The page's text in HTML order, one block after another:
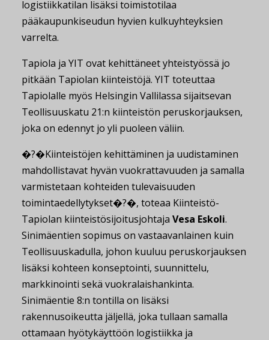
logistiikkatilan lisäksi toimistotilaa
pääkaupunkiseudun hyvien kulkuyhteyksien
varrelta.
Tapiola ja YIT ovat kehittäneet yhteistyössä jo
pitkään Tapiolan kiinteistöjä. YIT toteuttaa
Tapiolalle myös Helsingin Vallilassa sijaitsevan
Teollisuuskatu 21:n kiinteistön peruskorjauksen,
joka on edennyt jo yli puoleen väliin.
�?�Kiinteistöjen kehittäminen ja uudistaminen
mahdollistavat hyvän vuokrattavuuden ja samalla
varmistetaan kohteiden tulevaisuuden
toimintaedellytykset�?�, toteaa Kiinteistö-
Tapiolan kiinteistösijoitusjohtaja Vesa Eskoli.
Sinimäentien sopimus on vastaavanlainen kuin
Teollisuuskadulla, johon kuuluu peruskorjauksen
lisäksi kohteen konseptointi, suunnittelu,
markkinointi sekä vuokralaishankinta.
Sinimäentie 8:n tontilla on lisäksi
rakennusoikeutta jäljellä, joka tullaan samalla
ottamaan hyötykäyttöön logistiikka ja